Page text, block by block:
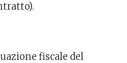
fiscale del